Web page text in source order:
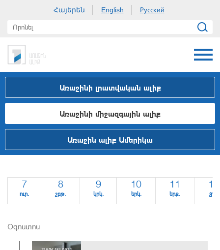
Հայերեն English Русский
Առաջինի լրատվական ալիք
Առաջինի միջազգային ալիք
Առաջին ալիք Ամերիկա
7
ուր.
8
շբթ.
9
կրկ.
10
երկ.
11
երք.
12
չրք.
Օգոստոս